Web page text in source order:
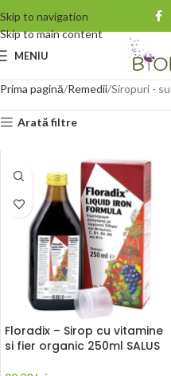
Skip to navigation
Skip to main content
MENIU
Prima pagină Remedii Siropuri -
Arată filtre
Floradix – Sirop cu vitamine
si fier organic 250ml SALUS